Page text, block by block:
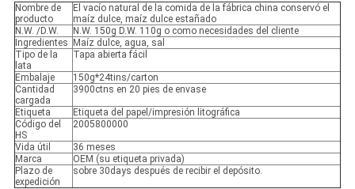
Nombre de
producto
El vacío natural de la comida de la fábrica china conservó el
maíz dulce, maíz dulce estañado
N.W. /D.W.
N.W. 150g D.W. 110g o como necesidades del cliente
Ingredientes
Maíz dulce, agua, sal
Tipo de la
lata
Tapa abierta fácil
Embalaje
150g*24tins/carton
Cantidad
cargada
3900ctns en 20 pies de envase
Etiqueta
Etiqueta del papel/impresión litográfica
Código del
HS
2005800000
Vida útil
36 meses
Marca
OEM (su etiqueta privada)
Plazo de
expedición
sobre 30days después de recibir el depósito.